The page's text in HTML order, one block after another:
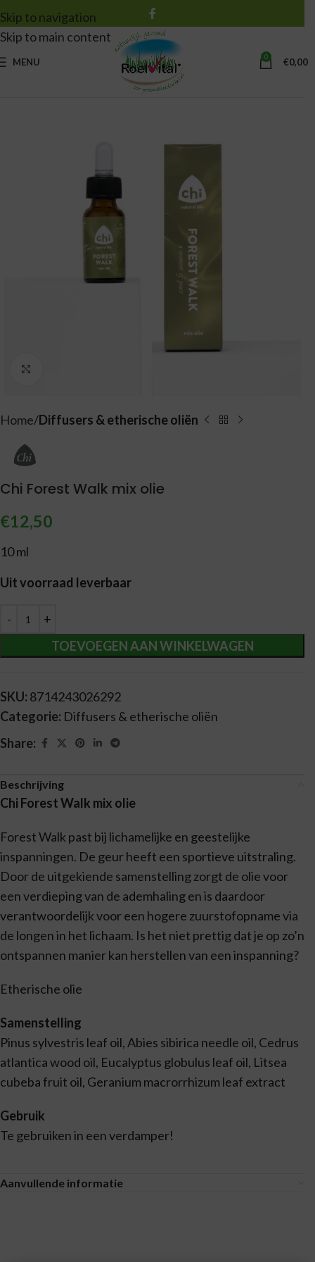
Skip to navigation
Skip to main content
MENU 0 €0,00
Home Diffusers & etherische oliën
Chi Forest Walk mix olie
€12,50
10 ml
Uit voorraad leverbaar
TOEVOEGEN AAN WINKELWAGEN
Alternative:
SKU: 8714243026292
Categorie: Diffusers & etherische oliën
Share:
Beschrijving
Chi Forest Walk mix olie
Forest Walk past bij lichamelijke en geestelijke
inspanningen. De geur heeft een sportieve uitstraling.
Door de uitgekiende samenstelling zorgt de olie voor
een verdieping van de ademhaling en is daardoor
verantwoordelijk voor een hogere zuurstofopname via
de longen in het lichaam. Is het niet prettig dat je op zo’n
ontspannen manier kan herstellen van een inspanning?
Etherische olie
Samenstelling
Pinus sylvestris leaf oil, Abies sibirica needle oil, Cedrus
atlantica wood oil, Eucalyptus globulus leaf oil, Litsea
cubeba fruit oil, Geranium macrorrhizum leaf extract
Gebruik
Te gebruiken in een verdamper!
Aanvullende informatie